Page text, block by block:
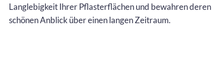
Langlebigkeit Ihrer Pflasterflächen und bewahren deren
schönen Anblick über einen langen Zeitraum.